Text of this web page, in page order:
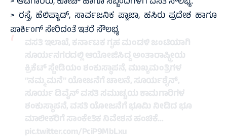
> ರಸ್ತೆ, ಹೆಲಿಪ್ಯಾಡ್, ಸಾರ್ವಜನಿಕ ಪ್ಲಾಜಾ, ಹಸಿರು ಪ್ರದೇಶ ಹಾಗೂ
ಪಾರ್ಕಿಂಗ್ ಸೇರಿದಂತೆ ಇತರೆ ಸೌಲಭ್ಯ
ವಸತಿ ಇಲಾಖೆ, ಕರ್ನಾಟಕ ಗೃಹ ಮಂಡಳಿ ಜಂಟಿಯಾಗಿ
ಸೂರ್ಯನಗರದಲ್ಲಿ ಆಯೋಜಿಸಿದ್ದ ಅಂತಾರಾಷ್ಟ್ರೀಯ
ಕ್ರಿಕೆಟ್ ಸ್ಟೇಡಿಯಂ ಶಂಕುಸ್ಥಾಪನೆ, ಮುಖ್ಯಮಂತ್ರಿಗಳ
“ನಮ್ಮ ಮನೆ” ಯೋಜನೆಗೆ ಚಾಲನೆ, ಸೂರ್ಯಶೈನ್,
ಸೂರ್ಯ ಡಿವೈನ್ ವಸತಿ ಸಮುಚ್ಚಯ ಕಾಮಗಾರಿಗಳ
ಶಂಕುಸ್ಥಾಪನೆ, ವಸತಿ ಯೋಜನೆಗೆ ಭೂಮಿ ನೀಡಿದ ಭೂ
ಮಾಲೀಕರಿಗೆ ಸಾಂಕೇತಿಕ ನಿವೇಶನ ಹಂಚಿಕೆ…
pic.twitter.com/PciP9MbLxu